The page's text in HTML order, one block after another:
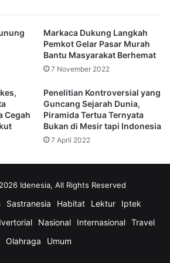
edapan lumpur secara konstan
menuju arah Pulau Kalimantan
menjadi Balikpapan,
mengarah ke Kutai Barat,” ungkap
jauh hingga ke Kutai Barat.
di kawasan sekitar Kukar (Samboja)
Markaca Dukung Langkah
Pemkot Gelar Pasar Murah
Bantu Masyarakat Berhemat
7 November 2022
Cegah
Penelitian Kontroversial yang
Guncang Sejarah Dunia,
Piramida Tertua Ternyata
Bukan di Mesir tapi Indonesia
7 April 2022
Idenesia, All Rights Reserved
Sastranesia Habitat Lektur
Iptek
Nasional Internasional
Travel
Olahraga
Umum